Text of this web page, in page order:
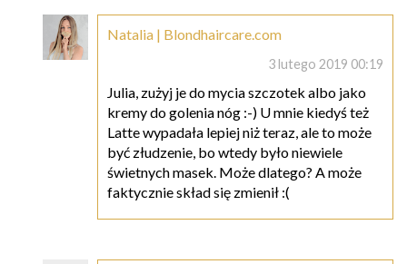
Natalia | Blondhaircare.com
3 lutego 2019 00:19
Julia, zużyj je do mycia szczotek albo jako
kremy do golenia nóg :-) U mnie kiedyś też
Latte wypadała lepiej niż teraz, ale to może
być złudzenie, bo wtedy było niewiele
świetnych masek. Może dlatego? A może
faktycznie skład się zmienił :(